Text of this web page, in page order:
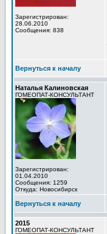
Зарегистрирован:
28.06.2010
Сообщения: 838
Вернуться к началу
Наталья Калиновская
ГОМЕОПАТ-КОНСУЛЬТАНТ
Зарегистрирован:
01.04.2010
Сообщения: 1259
Откуда: Новосибирск
Вернуться к началу
2015
ГОМЕОПАТ-КОНСУЛЬТАНТ